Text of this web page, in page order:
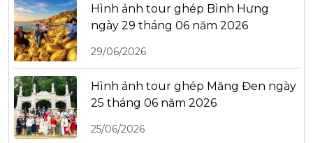
Hình ảnh tour ghép Bình Hưng
ngày 29 tháng 06 năm 2026
29/06/2026
Hình ảnh tour ghép Măng Đen ngày
25 tháng 06 năm 2026
25/06/2026